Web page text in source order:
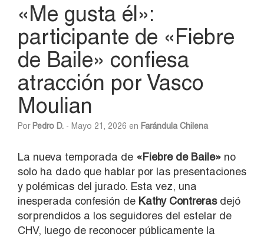
«Me gusta él»:
participante de «Fiebre
de Baile» confiesa
atracción por Vasco
Moulian
Por Pedro D. - Mayo 21, 2026 en Farándula Chilena
La nueva temporada de «Fiebre de Baile» no
solo ha dado que hablar por las presentaciones
y polémicas del jurado. Esta vez, una
inesperada confesión de Kathy Contrerasdejó
sorprendidos a los seguidores del estelar de
CHV, luego de reconocer públicamente la